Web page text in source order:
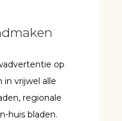
op
in vrijwel alle
regionale
huis bladen.